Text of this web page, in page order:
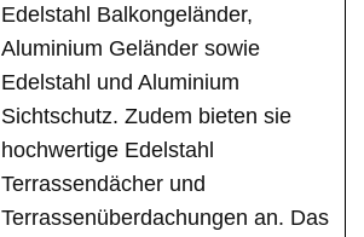
Edelstahl Balkongeländer,
Aluminium Geländer sowie
Edelstahl und Aluminium
Sichtschutz. Zudem bieten sie
hochwertige Edelstahl
Terrassendächer und
Terrassenüberdachungen an. Das